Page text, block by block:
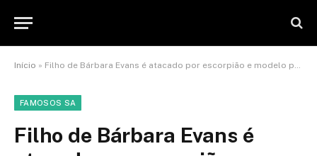
Início » Filho de Bárbara Evans é atacado por escorpião e modelo pede apoio: ‘Preciso de orações’
FAMOSOS SA
Filho de Bárbara Evans é